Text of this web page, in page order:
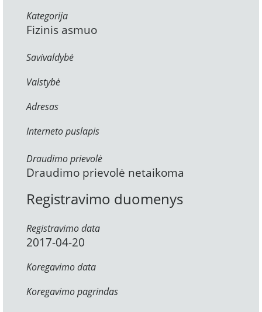
Kategorija
Fizinis asmuo
Savivaldybė
Valstybė
Adresas
Interneto puslapis
Draudimo prievolė
Draudimo prievolė netaikoma
Registravimo duomenys
Registravimo data
2017-04-20
Koregavimo data
Koregavimo pagrindas